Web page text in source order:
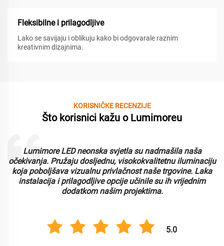
Fleksibilne i prilagodljive
Lako se savijaju i oblikuju kako bi odgovarale raznim
kreativnim dizajnima.
KORISNIČKE RECENZIJE
Što korisnici kažu o Lumimoreu
Lumimore LED neonska svjetla su nadmašila naša
očekivanja. Pružaju dosljednu, visokokvalitetnu iluminaciju
koja poboljšava vizualnu privlačnost naše trgovine. Laka
instalacija i prilagodljive opcije učinile su ih vrijednim
dodatkom našim projektima.
5.0